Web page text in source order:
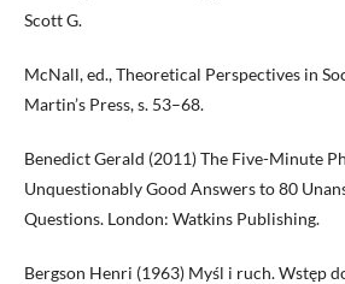
Scott G.
McNall, ed., Theoretical Perspectives in
Martin’s Press, s. 53–68.
Benedict Gerald (2011) The Five-Minute
Unquestionably Good Answers to 80
Questions. London: Watkins Publishing.
Bergson Henri (1963) Myśl i ruch. Wstęp